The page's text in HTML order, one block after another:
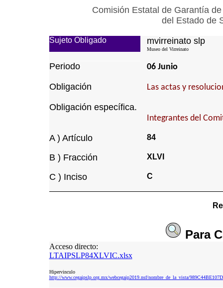
Comisión Estatal de Garantía
del Estado de
Sujeto Obligado mvirreinato slp
Museo del Virreinato
Periodo 06 Junio
Obligación Las actas y
Obligación específica.
Integrantes del
A ) Artículo 84
B ) Fracción XLVI
C ) Inciso C
Para
Acceso directo:
LTAIPSLP84XLVIC.xlsx
Hipervinculo
http://www.cegaipslp.org.mx/webcegaip2019.nsf/nombre_de_la_vista/